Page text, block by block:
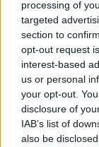
processing of
targeted
section to
opt-out request
interest-based
us or personal
your opt-out.
disclosure of
IAB’s list of
also be
©